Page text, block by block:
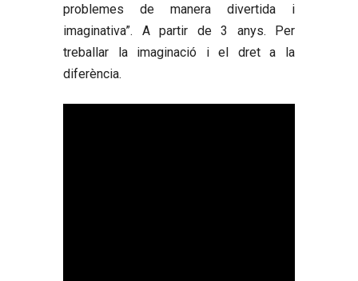
problemes de manera divertida i
imaginativa”. A partir de 3 anys. Per
treballar la imaginació i el dret a la
diferència.